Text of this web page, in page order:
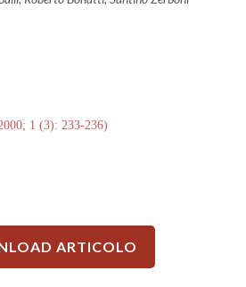
1 (3): 233-236)
ARTICOLO